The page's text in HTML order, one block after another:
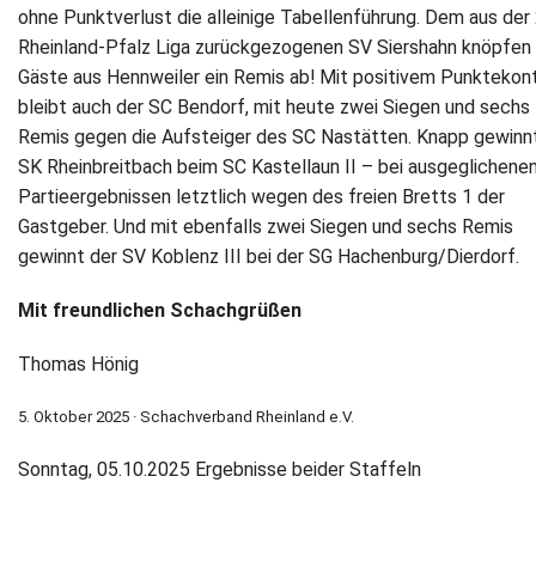
ohne Punktverlust die alleinige Tabellenführung. Dem aus der
Rheinland-Pfalz Liga zurückgezogenen SV Siershahn knöpfen
Gäste aus Hennweiler ein Remis ab! Mit positivem
bleibt auch der SC Bendorf, mit heute zwei Siegen und sechs
Remis gegen die Aufsteiger des SC Nastätten. Knapp
SK Rheinbreitbach beim SC Kastellaun II – bei
Partieergebnissen letztlich wegen des freien Bretts 1 der
Gastgeber. Und mit ebenfalls zwei Siegen und sechs Remis
gewinnt der SV Koblenz III bei der SG Hachenburg/Dierdorf.
Mit freundlichen Schachgrüßen
Thomas Hönig
5. Oktober 2025 · Schachverband Rheinland e.V.
Sonntag, 05.10.2025 Ergebnisse beider Staffeln